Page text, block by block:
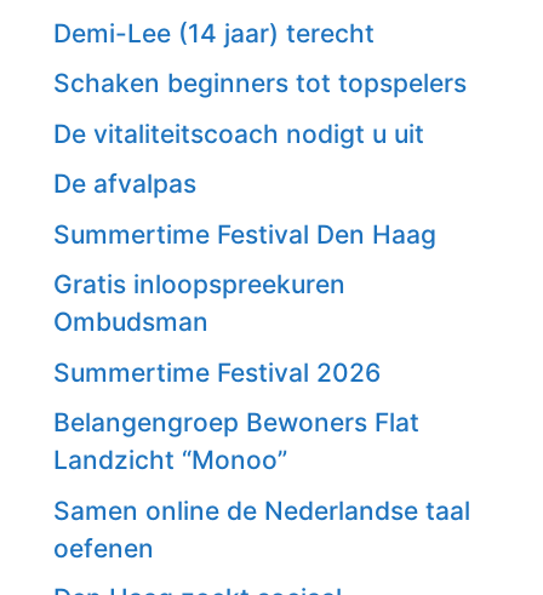
Demi-Lee (14 jaar) terecht
Schaken beginners tot topspelers
De vitaliteitscoach nodigt u uit
De afvalpas
Summertime Festival Den Haag
Gratis inloopspreekuren
Ombudsman
Summertime Festival 2026
Belangengroep Bewoners Flat
Landzicht “Monoo”
Samen online de Nederlandse taal
oefenen